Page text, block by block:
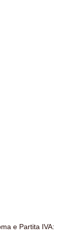
e Partita IVA: